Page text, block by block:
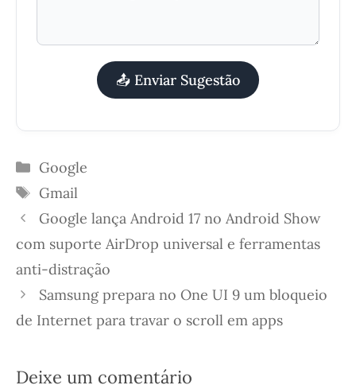
📤 Enviar Sugestão
Categorias
Google
Etiquetas
Gmail
Google lança Android 17 no Android Show
com suporte AirDrop universal e ferramentas
anti-distração
Samsung prepara no One UI 9 um bloqueio
de Internet para travar o scroll em apps
Deixe um comentário